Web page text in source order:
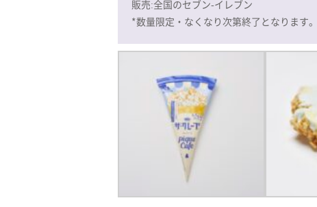
販売:全国のセブン-イレブン
*数量限定・なくなり次第終了となります